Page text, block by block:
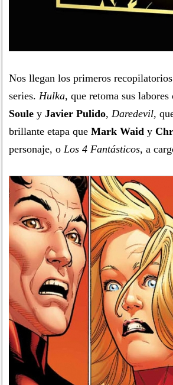
Nos llegan los primeros
series. Hulka, que retoma sus
Soule y Javier Pulido, Daredevil,
brillante etapa que Mark Waid y
personaje, o Los 4 Fantásticos, a